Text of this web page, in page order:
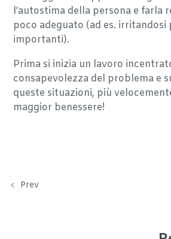
l’autostima della persona e farla
poco adeguato (ad es. irritandosi
importanti).
Prima si inizia un lavoro
consapevolezza del problema e
queste situazioni, più
maggior benessere!
Prev